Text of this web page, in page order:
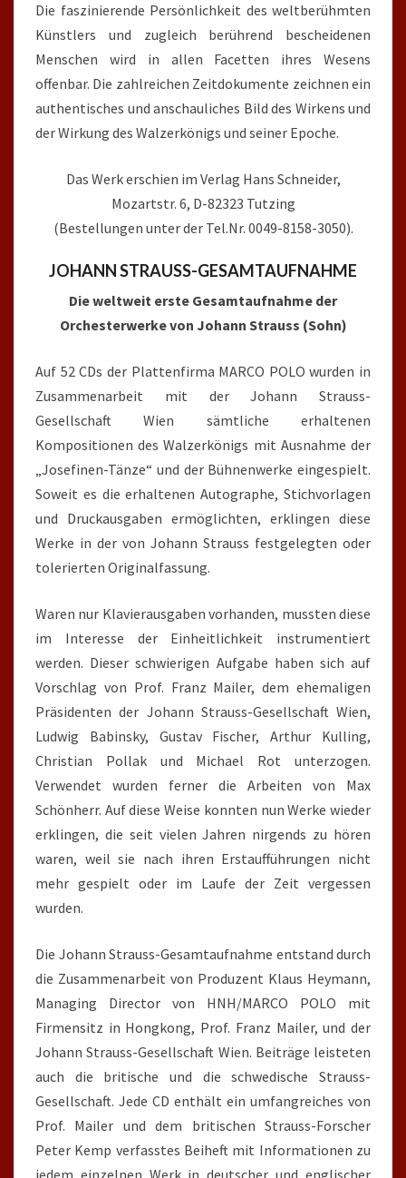
Die faszinierende Persönlichkeit des weltberühmten
Künstlers und zugleich berührend bescheidenen
Menschen wird in allen Facetten ihres Wesens
offenbar. Die zahlreichen Zeitdokumente zeichnen ein
authentisches und anschauliches Bild des Wirkens und
der Wirkung des Walzerkönigs und seiner Epoche.
Das Werk erschien im Verlag Hans Schneider,
Mozartstr. 6, D-82323 Tutzing
(Bestellungen unter der Tel.Nr. 0049-8158-3050).
JOHANN STRAUSS-GESAMTAUFNAHME
Die weltweit erste Gesamtaufnahme der
Orchesterwerke von Johann Strauss (Sohn)
Auf 52 CDs der Plattenfirma MARCO POLO wurden in
Zusammenarbeit mit der Johann Strauss-
Gesellschaft Wien sämtliche erhaltenen
Kompositionen des Walzerkönigs mit Ausnahme der
„Josefinen-Tänze“ und der Bühnenwerke eingespielt.
Soweit es die erhaltenen Autographe, Stichvorlagen
und Druckausgaben ermöglichten, erklingen diese
Werke in der von Johann Strauss festgelegten oder
tolerierten Originalfassung.
Waren nur Klavierausgaben vorhanden, mussten diese
im Interesse der Einheitlichkeit instrumentiert
werden. Dieser schwierigen Aufgabe haben sich auf
Vorschlag von Prof. Franz Mailer, dem ehemaligen
Präsidenten der Johann Strauss-Gesellschaft Wien,
Ludwig Babinsky, Gustav Fischer, Arthur Kulling,
Christian Pollak und Michael Rot unterzogen.
Verwendet wurden ferner die Arbeiten von Max
Schönherr. Auf diese Weise konnten nun Werke wieder
erklingen, die seit vielen Jahren nirgends zu hören
waren, weil sie nach ihren Erstaufführungen nicht
mehr gespielt oder im Laufe der Zeit vergessen
wurden.
Die Johann Strauss-Gesamtaufnahme entstand durch
die Zusammenarbeit von Produzent Klaus Heymann,
Managing Director von HNH/MARCO POLO mit
Firmensitz in Hongkong, Prof. Franz Mailer, und der
Johann Strauss-Gesellschaft Wien. Beiträge leisteten
auch die britische und die schwedische Strauss-
Gesellschaft. Jede CD enthält ein umfangreiches von
Prof. Mailer und dem britischen Strauss-Forscher
Peter Kemp verfasstes Beiheft mit Informationen zu
jedem einzelnen Werk in deutscher und englischer